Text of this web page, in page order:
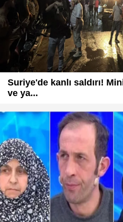
Suriye'de kanlı saldırı!
ve ya...